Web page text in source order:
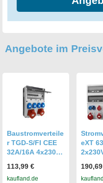
Angebote im
Baustromverteile
r TGD-S/FI CEE
32A/16A 4x230V
VDE Doktorvolt
113,99 €
kaufland.de
eXT
r